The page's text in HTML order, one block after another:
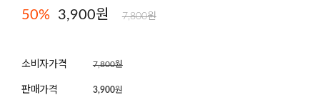
50% 3,900원 7,800원
소비자가격 7,800원
판매가격 3,900원